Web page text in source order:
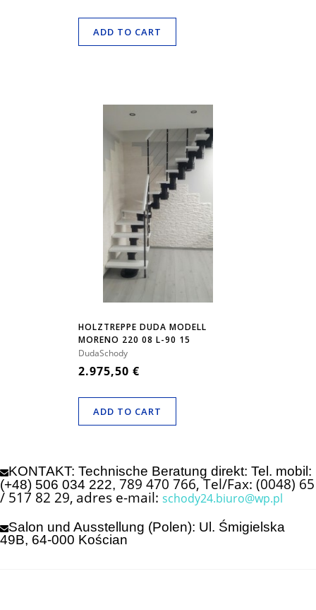
ADD TO CART
HOLZTREPPE DUDA MODELL
MORENO 220 08 L-90 15
ELEMENTE
DudaSchody
2.975,50 €
ADD TO CART
KONTAKT: Technische Beratung direkt: Tel. mobil:
(+48) 506 034 222, 789 470 766, Tel/Fax: (0048) 65
/ 517 82 29, adres e-mail: schody24.biuro@wp.pl
Salon und Ausstellung (Polen): Ul. Śmigielska
49B, 64-000 Kościan